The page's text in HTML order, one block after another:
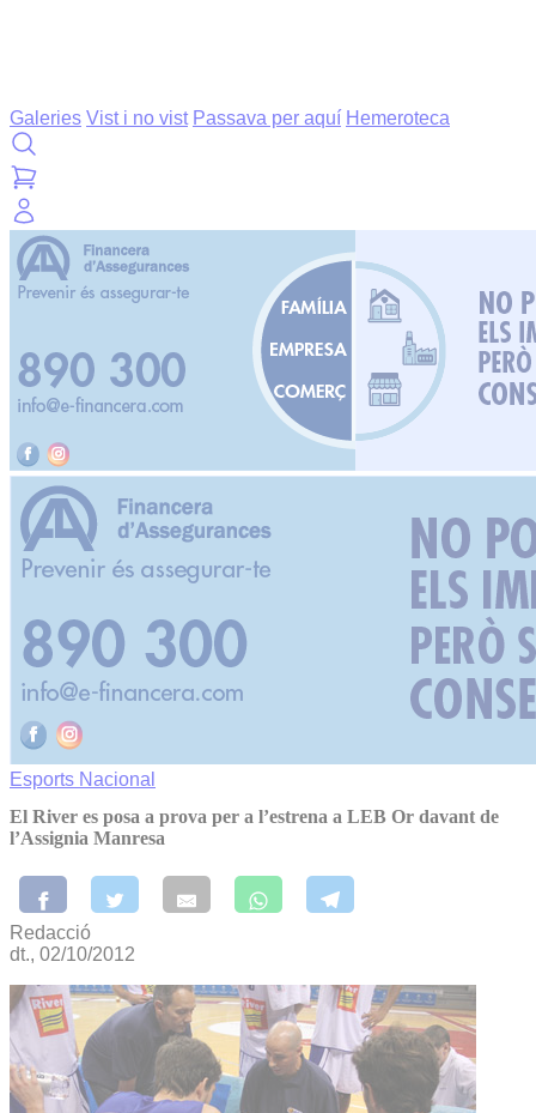
Galeries Vist i no vist Passava per aquí Hemeroteca
Esports Nacional
El River es posa a prova per a l’estrena a LEB Or davant de
l’Assignia Manresa
Redacció
dt., 02/10/2012